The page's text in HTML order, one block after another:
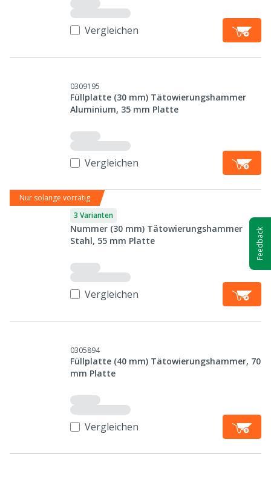
Vergleichen
0309195
Füllplatte (30 mm) Tätowierungshammer
Aluminium, 35 mm Platte
Vergleichen
Nur solange vorrätig
3 Varianten
Nummer (30 mm) Tätowierungshammer
Stahl, 55 mm Platte
Vergleichen
0305894
Füllplatte (40 mm) Tätowierungshammer, 70
mm Platte
Vergleichen
Feedback